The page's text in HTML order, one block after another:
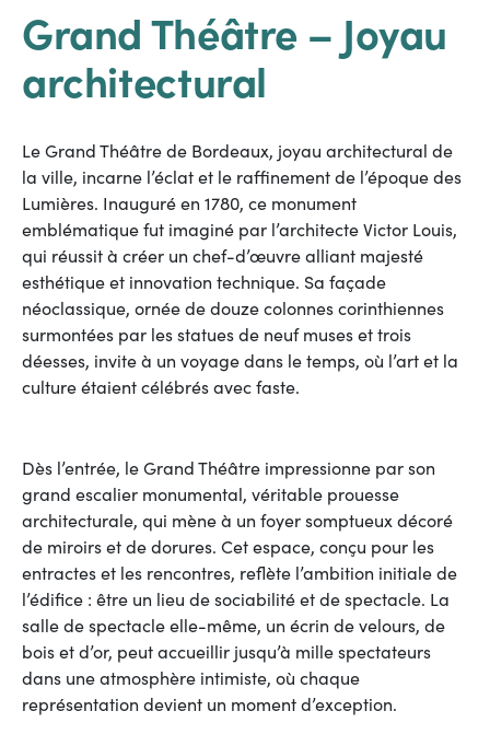
Grand Théâtre – Joyau
architectural
Le Grand Théâtre de Bordeaux, joyau architectural de
la ville, incarne l’éclat et le raffinement de l’époque des
Lumières. Inauguré en 1780, ce monument
emblématique fut imaginé par l’architecte Victor Louis,
qui réussit à créer un chef-d’œuvre alliant majesté
esthétique et innovation technique. Sa façade
néoclassique, ornée de douze colonnes corinthiennes
surmontées par les statues de neuf muses et trois
déesses, invite à un voyage dans le temps, où l’art et la
culture étaient célébrés avec faste.
Dès l’entrée, le Grand Théâtre impressionne par son
grand escalier monumental, véritable prouesse
architecturale, qui mène à un foyer somptueux décoré
de miroirs et de dorures. Cet espace, conçu pour les
entractes et les rencontres, reflète l’ambition initiale de
l’édifice : être un lieu de sociabilité et de spectacle. La
salle de spectacle elle-même, un écrin de velours, de
bois et d’or, peut accueillir jusqu’à mille spectateurs
dans une atmosphère intimiste, où chaque
représentation devient un moment d’exception.